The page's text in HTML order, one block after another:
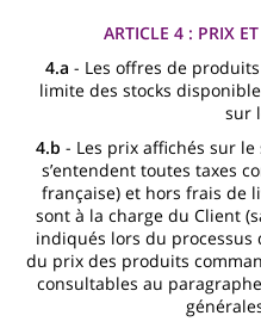
ARTICLE 4 : PRIX
4.a - Les offres de
limite des stocks
sur
4.b - Les prix affichés sur
s’entendent toutes taxes
française) et hors frais de
sont à la charge du Client
indiqués lors du
du prix des produits
consultables au